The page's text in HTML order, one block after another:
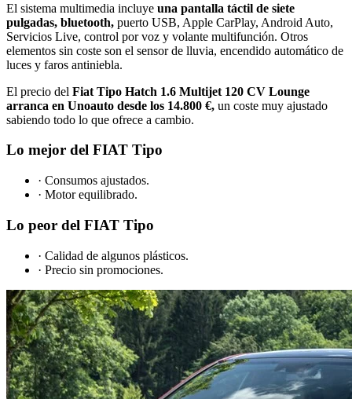
El sistema multimedia incluye una pantalla táctil de siete
pulgadas, bluetooth, puerto USB, Apple CarPlay, Android Auto,
Servicios Live, control por voz y volante multifunción. Otros
elementos sin coste son el sensor de lluvia, encendido automático de
luces y faros antiniebla.
El precio del Fiat Tipo Hatch 1.6 Multijet 120 CV Lounge
arranca en Unoauto desde los 14.800 €, un coste muy ajustado
sabiendo todo lo que ofrece a cambio.
Lo mejor del FIAT Tipo
· Consumos ajustados.
· Motor equilibrado.
Lo peor del FIAT Tipo
· Calidad de algunos plásticos.
· Precio sin promociones.